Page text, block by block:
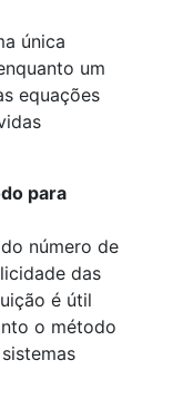
única
um
equações
para
número de
das
é útil
o método